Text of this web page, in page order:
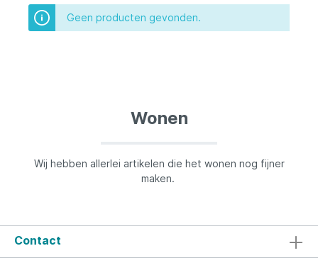
Geen producten gevonden.
Wonen
Wij hebben allerlei artikelen die het wonen nog fijner
maken.
Contact